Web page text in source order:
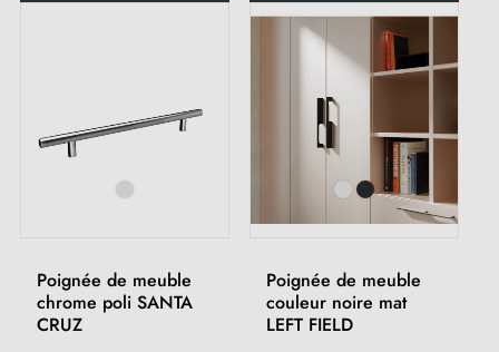
Poignée de meuble
chrome poli SANTA
CRUZ
Poignée de meuble
couleur noire mat
LEFT FIELD